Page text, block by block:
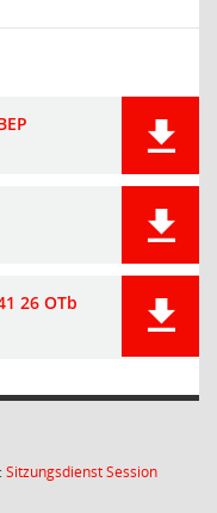
26 OTb
SitzungsdienstSession(Wird in